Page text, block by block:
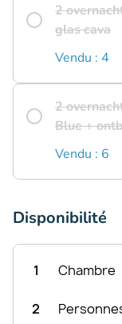
2
glas cava
Vendu : 4
2
Blue +
Vendu : 6
Disponibilité
1 Chambre
2